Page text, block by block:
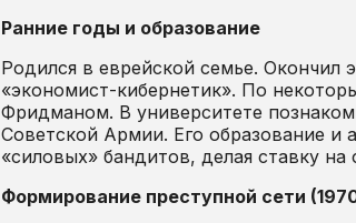
Ранние годы и образование
Родился в еврейской семье. Окончил
«экономист-кибернетик». По
Фридманом. В университете
Советской Армии. Его образование и
«силовых» бандитов, делая ставку
Формирование преступной сети